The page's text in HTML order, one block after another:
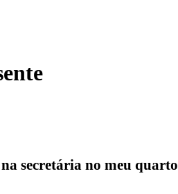
secretária no meu quarto